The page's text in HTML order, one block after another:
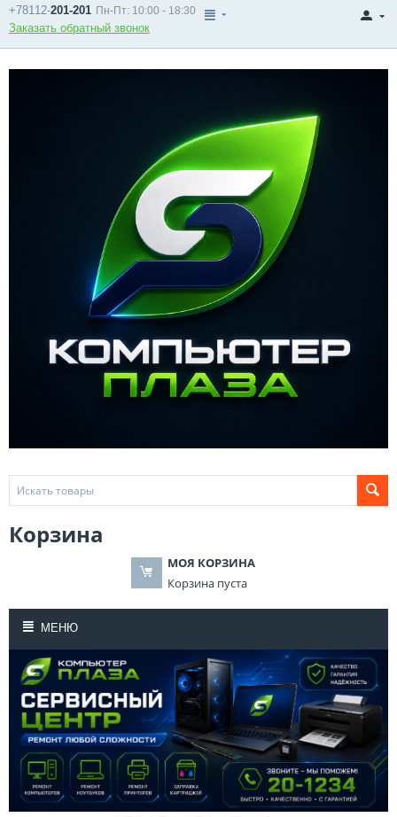
+78112-201-201 Пн-Пт: 10:00 - 18:30
Заказать обратный звонок
Корзина
МОЯ КОРЗИНА
Корзина пуста
МЕНЮ